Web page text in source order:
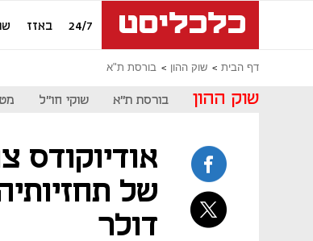
24/7 באזז
דף הבית שוק ההון בורסת ת"א
שוק ההון בורסת ת"א שוקי חו"ל
אודיוקודס
דולר